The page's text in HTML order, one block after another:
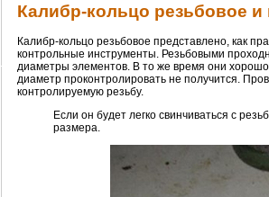
Калибр-кольцо резьбовое и
Калибр-кольцо резьбовое представлено, как
контрольные инструменты. Резьбовыми
диаметры элементов. В то же время они
диаметр проконтролировать не получится.
контролируемую резьбу.
Если он будет легко свинчиваться с
размера.